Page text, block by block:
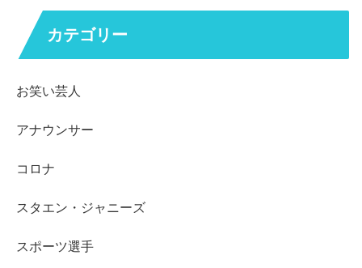
カテゴリー
お笑い芸人
アナウンサー
コロナ
スタエン・ジャニーズ
スポーツ選手